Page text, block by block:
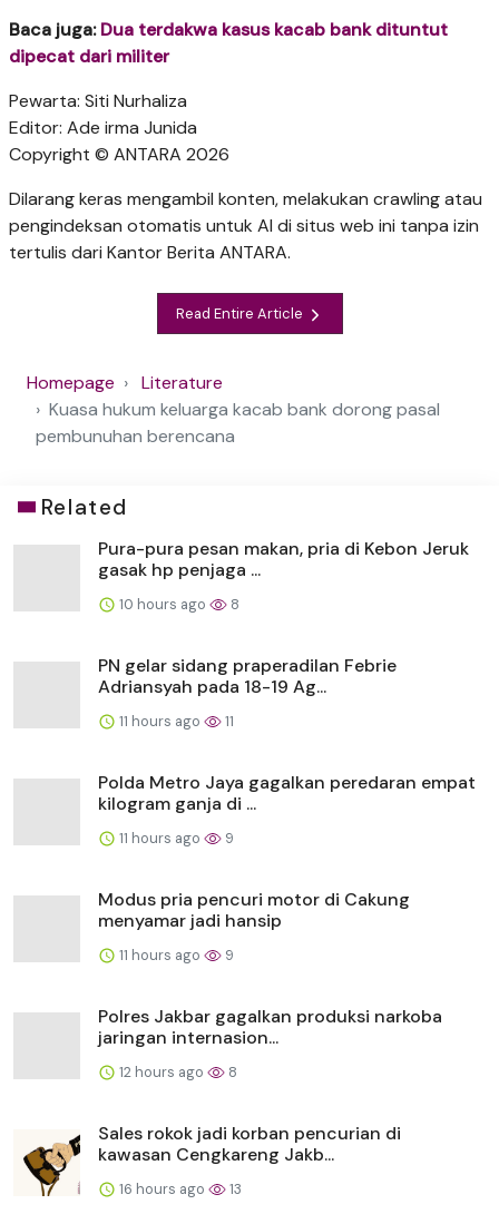
Baca juga:Dua terdakwa kasus kacab bank dituntut
dipecat dari militer
Pewarta: Siti Nurhaliza
Editor: Ade irma Junida
Copyright © ANTARA 2026
Dilarang keras mengambil konten, melakukan crawling atau
pengindeksan otomatis untuk AI di situs web ini tanpa izin
tertulis dari Kantor Berita ANTARA.
Read Entire Article
Homepage
Literature
Kuasa hukum keluarga kacab bank dorong pasal
pembunuhan berencana
Related
Pura-pura pesan makan, pria di Kebon Jeruk
gasak hp penjaga ...
10 hours ago 8
PN gelar sidang praperadilan Febrie
Adriansyah pada 18-19 Ag...
11 hours ago 11
Polda Metro Jaya gagalkan peredaran empat
kilogram ganja di ...
11 hours ago 9
Modus pria pencuri motor di Cakung
menyamar jadi hansip
11 hours ago 9
Polres Jakbar gagalkan produksi narkoba
jaringan internasion...
12 hours ago 8
Sales rokok jadi korban pencurian di
kawasan Cengkareng Jakb...
16 hours ago 13